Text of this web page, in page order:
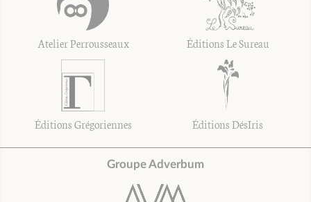
Atelier Perrousseaux Éditions Le Sureau
Éditions Grégoriennes Éditions DésIris
Groupe Adverbum